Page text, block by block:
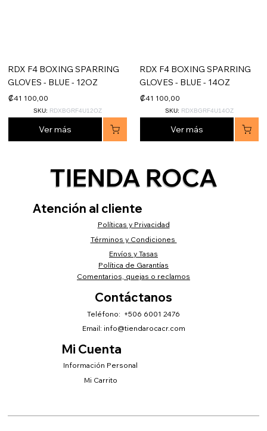
RDX F4 BOXING SPARRING
GLOVES - BLUE - 12OZ
₡41 100,00
Ver más
SKU: RDXBGRF4U12OZ
RDX F4 BOXING SPARRING
GLOVES - BLUE - 14OZ
₡41 100,00
Ver más
SKU: RDXBGRF4U14OZ
TIENDA ROCA
Atención al cliente
Políticas y Privacidad
Términos y Condiciones
Envíos y Tasas
Política de Garantías
Comentarios, quejas o reclamos
Mi Cuenta
Información Personal
Mi Carrito
Contáctanos
Teléfono: +506 6001 2476
Email: info@tiendarocacr.com